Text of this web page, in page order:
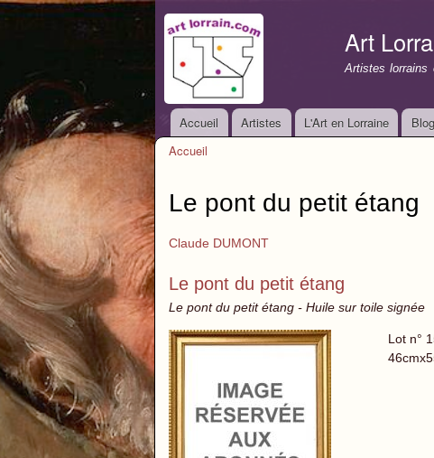
Art
Artistes lorrains
Menu principal
Accueil Artistes L'Art en Lorraine Blog
Accueil
Le pont du petit étang
Claude DUMONT
Le pont du petit étang
Le pont du petit étang - Huile sur toile signée
Lot n°